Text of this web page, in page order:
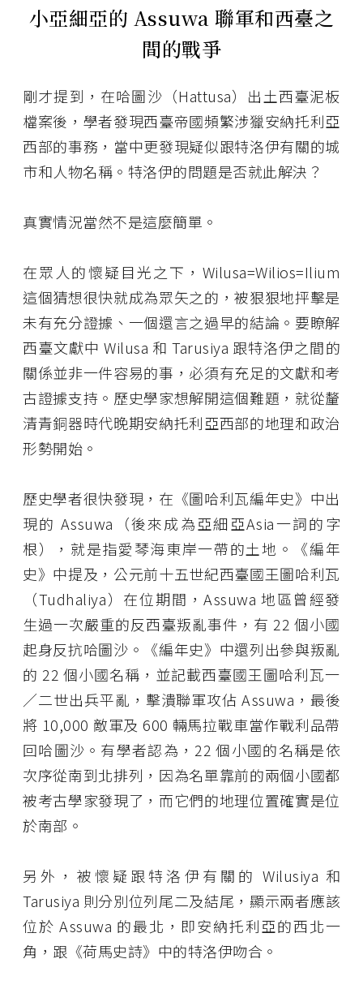
小亞細亞的 Assuwa 聯軍和西臺之
間的戰爭
剛才提到，在哈圖沙（Hattusa）出土西臺泥板
檔案後，學者發現西臺帝國頻繁涉獵安納托利亞
西部的事務，當中更發現疑似跟特洛伊有關的城
市和人物名稱。特洛伊的問題是否就此解決？
真實情況當然不是這麼簡單。
在眾人的懷疑目光之下，Wilusa=Wilios=Ilium
這個猜想很快就成為眾矢之的，被狠狠地抨擊是
未有充分證據、一個還言之過早的結論。要瞭解
西臺文獻中 Wilusa 和 Tarusiya 跟特洛伊之間的
關係並非一件容易的事，必須有充足的文獻和考
古證據支持。歷史學家想解開這個難題，就從釐
清青銅器時代晚期安納托利亞西部的地理和政治
形勢開始。
歷史學者很快發現，在《圖哈利瓦編年史》中出
現的 Assuwa（後來成為亞細亞Asia一詞的字
根），就是指愛琴海東岸一帶的土地。《編年
史》中提及，公元前十五世紀西臺國王圖哈利瓦
（Tudhaliya）在位期間，Assuwa 地區曾經發
生過一次嚴重的反西臺叛亂事件，有 22 個小國
起身反抗哈圖沙。《編年史》中還列出參與叛亂
的 22 個小國名稱，並記載西臺國王圖哈利瓦一
／二世出兵平亂，擊潰聯軍攻佔 Assuwa，最後
將 10,000 敵軍及 600 輛馬拉戰車當作戰利品帶
回哈圖沙。有學者認為，22 個小國的名稱是依
次序從南到北排列，因為名單靠前的兩個小國都
被考古學家發現了，而它們的地理位置確實是位
於南部。
另外，被懷疑跟特洛伊有關的 Wilusiya 和
Tarusiya 則分別位列尾二及結尾，顯示兩者應該
位於 Assuwa 的最北，即安納托利亞的西北一
角，跟《荷馬史詩》中的特洛伊吻合。